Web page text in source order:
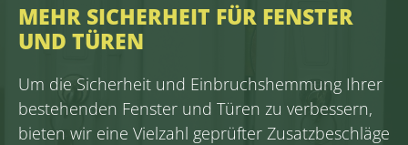
MEHR SICHERHEIT FÜR FENSTER
UND TÜREN
Um die Sicherheit und Einbruchshemmung Ihrer
bestehenden Fenster und Türen zu verbessern,
bieten wir eine Vielzahl geprüfter Zusatzbeschläge